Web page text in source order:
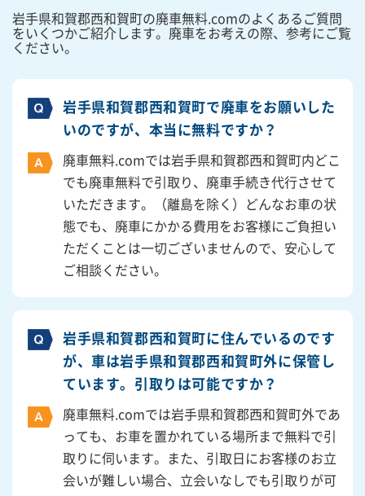
岩手県和賀郡西和賀町の廃車無料.comのよくあるご質問
をいくつかご紹介します。廃車をお考えの際、参考にご覧
ください。
岩手県和賀郡西和賀町で廃車をお願いした
いのですが、本当に無料ですか？
廃車無料.comでは岩手県和賀郡西和賀町内どこ
でも廃車無料で引取り、廃車手続き代行させて
いただきます。（離島を除く）どんなお車の状
態でも、廃車にかかる費用をお客様にご負担い
ただくことは一切ございませんので、安心して
ご相談ください。
岩手県和賀郡西和賀町に住んでいるのです
が、車は岩手県和賀郡西和賀町外に保管し
ています。引取りは可能ですか？
廃車無料.comでは岩手県和賀郡西和賀町外であ
っても、お車を置かれている場所まで無料で引
取りに伺います。また、引取日にお客様のお立
会いが難しい場合、立会いなしでも引取りが可